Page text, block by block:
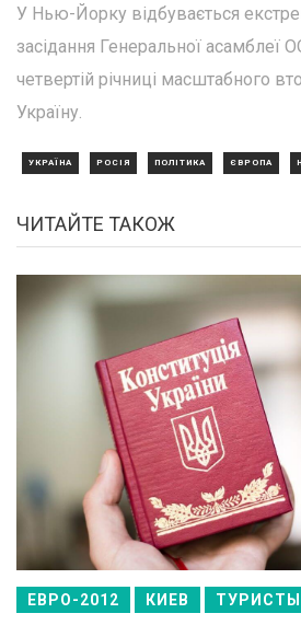
У Нью-Йорку відбувається
засідання Генеральної асамблеї
четвертій річниці масштабного
Україну.
УКРАЇНА РОСІЯ ПОЛІТИКА ЄВРОПА
ЧИТАЙТЕ ТАКОЖ
ЕВРО-2012 КИЕВ ТУРИСТЫ